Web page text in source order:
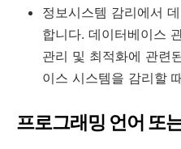
정보시스템 감리에서
합니다. 데이터베이스
관리 및 최적화에 관련
이스 시스템을 감리할
프로그래밍 언어 또